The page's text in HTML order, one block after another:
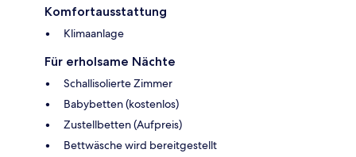
Komfortausstattung
Klimaanlage
Für erholsame Nächte
Schallisolierte Zimmer
Babybetten (kostenlos)
Zustellbetten (Aufpreis)
Bettwäsche wird bereitgestellt